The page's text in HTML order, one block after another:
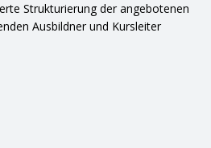
Strukturierung der angebotenen
Ausbildner und Kursleiter